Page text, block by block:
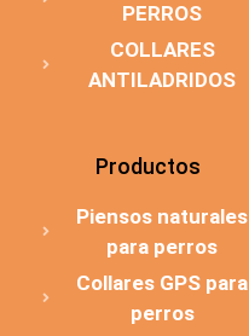
PERROS
COLLARES
ANTILADRIDOS
Productos
Piensos naturales
para perros
Collares GPS para
perros